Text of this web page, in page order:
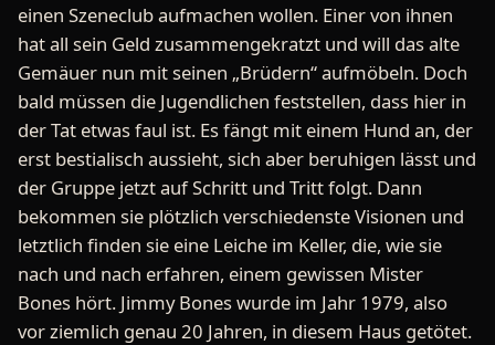
einen Szeneclub aufmachen wollen. Einer von ihnen
hat all sein Geld zusammengekratzt und will das alte
Gemäuer nun mit seinen „Brüdern“ aufmöbeln. Doch
bald müssen die Jugendlichen feststellen, dass hier in
der Tat etwas faul ist. Es fängt mit einem Hund an, der
erst bestialisch aussieht, sich aber beruhigen lässt und
der Gruppe jetzt auf Schritt und Tritt folgt. Dann
bekommen sie plötzlich verschiedenste Visionen und
letztlich finden sie eine Leiche im Keller, die, wie sie
nach und nach erfahren, einem gewissen Mister
Bones hört. Jimmy Bones wurde im Jahr 1979, also
vor ziemlich genau 20 Jahren, in diesem Haus getötet.